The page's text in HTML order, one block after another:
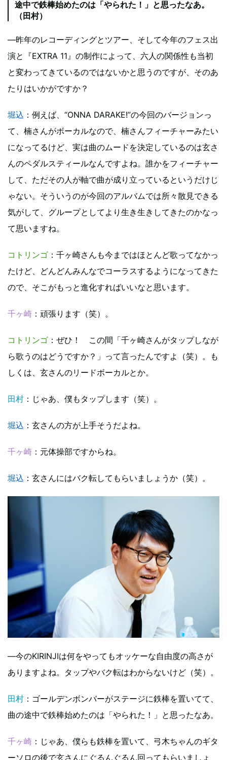
途中で鉄棒始めたのは「やられた！」と思ったなあ。
（田村）
―昨年のレコーディングとツアー、そして今年のフェス出
演と『EXTRA 11』の制作によって、六人の関係性も当初
と変わってきているのではないかと思うのですが、そのあ
たりはいかがですか？
堀込 ：例えば、“ONNA DARAKE!”の今回のバージョンっ
て、楠さんがボーカルなので、楠さんフィーチャーみたい
になってるけど、実は曲のムードを決定しているのは玄さ
んのペダルスティールなんですよね。誰かをフィーチャー
して、ただその人が軸で曲が成り立っているというだけじ
ゃない。そういうのが今回のアルバムでは所々散見できる
気がして、グループとしてより生き生きしてきたのかなっ
て思いますね。
コトリンゴ ：千ヶ崎さんも今まではほとんど歌ってなかっ
たけど、どんどんみんなでコーラスするようになってきた
ので、そこがもっと進化すればいいなと思います。
千ヶ崎 ：頑張ります（笑）。
コトリンゴ ：ぜひ！ この間「千ヶ崎さんがタップしなが
ら歌うのはどうですか？」って言ったんですよ（笑）。も
しくは、玄さんのリードボーカルとか。
田村 ：じゃあ、僕もタップします（笑）。
堀込 ：玄さんの方が上手そうだよね。
千ヶ崎 ：元体操部ですからね。
堀込 ：玄さんにはバク転してもらいましょうか（笑）。
―今のKIRINJIは何をやってもオッケーな自由度の高さが
ありますよね。タップやバク転はわからないけど（笑）。
田村 ：ゴールデンボンバーがステージに鉄棒を置いてて、
曲の途中で鉄棒始めたのは「やられた！」と思ったなあ。
千ヶ崎 ：じゃあ、僕らも鉄棒を置いて、弓木ちゃんのギタ
ーソロの後で玄さんにぐるんぐるん回ってもらいましょ